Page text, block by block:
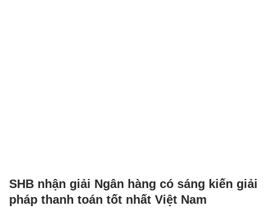
SHB nhận giải Ngân hàng có sáng kiến giải
pháp thanh toán tốt nhất Việt Nam